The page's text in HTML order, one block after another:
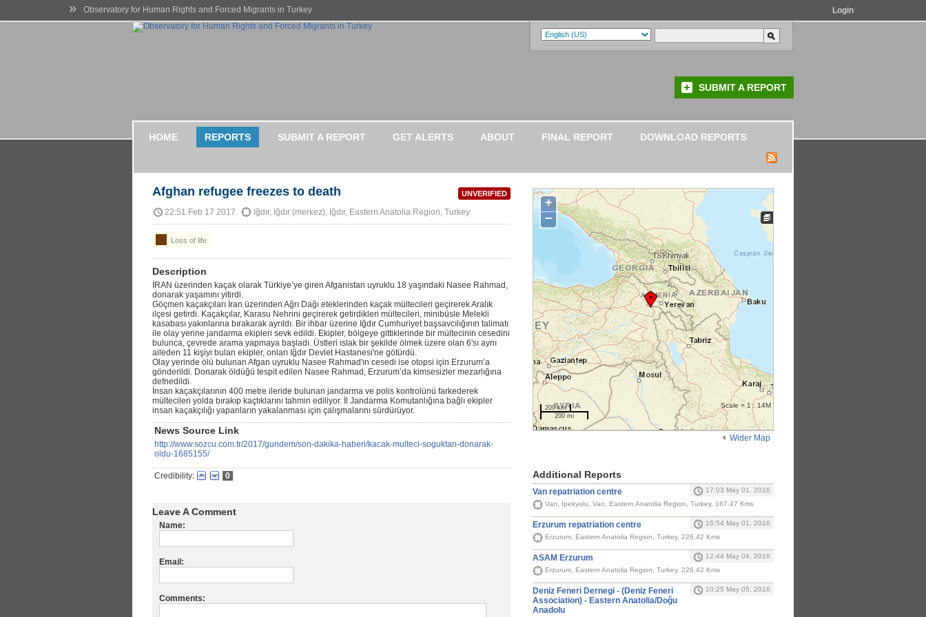
» Observatory for Human Rights and Forced Migrants in Turkey Login
SUBMIT A REPORT
HOME REPORTS SUBMIT A REPORT GET ALERTS ABOUT FINAL REPORT DOWNLOAD REPORTS
UNVERIFIED
Afghan refugee freezes to death
22:51 Feb 17 2017 Iğdır, Iğdır (merkez), Iğdır, Eastern Anatolia Region, Turkey
Loss of life
Description
İRAN üzerinden kaçak olarak Türkiye’ye giren Afganistan uyruklu 18 yaşındaki Nasee Rahmad,
donarak yaşamını yitirdi.
Göçmen kaçakçıları İran üzerinden Ağrı Dağı eteklerinden kaçak mültecileri geçirerek Aralık
ilçesi getirdi. Kaçakçılar, Karasu Nehrini geçirerek getirdikleri mültecileri, minibüsle Melekli
kasabası yakınlarına bırakarak ayrıldı. Bir ihbar üzerine Iğdır Cumhuriyet başsavcılığının talimatı
ile olay yerine jandarma ekipleri sevk edildi. Ekipler, bölgeye gittiklerinde bir mültecinin cesedini
bulunca, çevrede arama yapmaya başladı. Üstleri ıslak bir şekilde ölmek üzere olan 6'sı aynı
aileden 11 kişiyi bulan ekipler, onları Iğdır Devlet Hastanesi'ne götürdü.
Olay yerinde ölü bulunan Afgan uyruklu Nasee Rahmad'ın cesedi ise otopsi için Erzurum’a
gönderildi. Donarak öldüğü tespit edilen Nasee Rahmad, Erzurum’da kimsesizler mezarlığına
defnedildi.
İnsan kaçakçılarının 400 metre ileride bulunan jandarma ve polis kontrolünü farkederek
mültecileri yolda bırakıp kaçtıklarını tahmin ediliyor. İl Jandarma Komutanlığına bağlı ekipler
insan kaçakçılığı yapanların yakalanması için çalışmalarını sürdürüyor.
News Source Link
http://www.sozcu.com.tr/2017/gundem/son-dakika-haberi/kacak-multeci-soguktan-donarak-
oldu-1685155/
Credibility: 0
Leave A Comment
Name:
Email:
Comments:
+
−
200 km
200 mi
Scale = 1 : 14M
Wider Map
Additional Reports
Van repatriation centre
17:03 May 01, 2016
Van, İpekyolu, Van, Eastern Anatolia Region, Turkey, 167.47 Kms
Erzurum repatriation centre
16:54 May 01, 2016
Erzurum, Eastern Anatolia Region, Turkey, 226.42 Kms
ASAM Erzurum
12:44 May 04, 2016
Erzurum, Eastern Anatolia Region, Turkey, 226.42 Kms
Deniz Feneri Dernegi - (Deniz Feneri
Association) - Eastern Anatolia/Doğu
Anadolu
10:25 May 05, 2016